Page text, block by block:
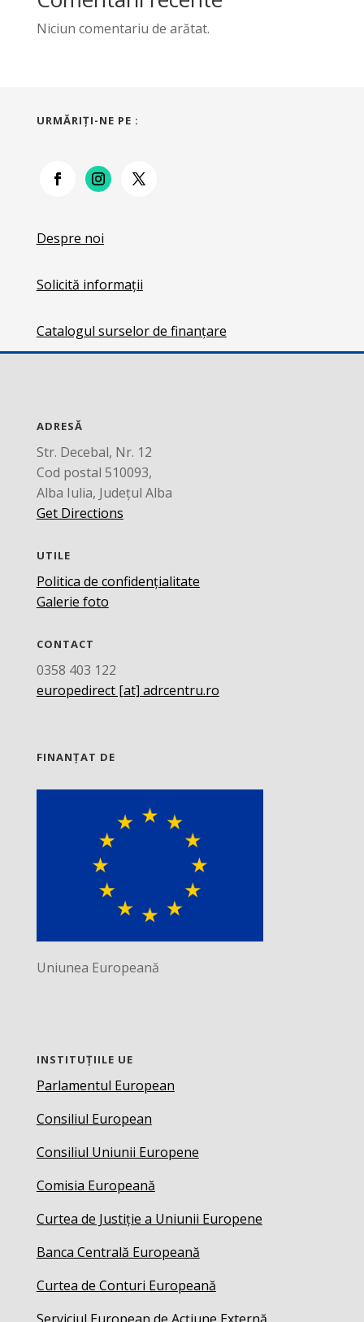
Niciun comentariu de arătat.
URMĂRIŢI-NE PE :
Despre noi
Solicită informații
Catalogul surselor de finanțare
ADRESĂ
Str. Decebal, Nr. 12
Cod postal 510093,
Alba Iulia, Județul Alba
Get Directions
UTILE
Politica de confidențialitate
Galerie foto
CONTACT
0358 403 122
europedirect [at] adrcentru.ro
FINANȚAT DE
Uniunea Europeană
INSTITUȚIILE UE
Parlamentul European
Consiliul European
Consiliul Uniunii Europene
Comisia Europeană
Curtea de Justiție a Uniunii Europene
Banca Centrală Europeană
Curtea de Conturi Europeană
Serviciul European de Acțiune Externă